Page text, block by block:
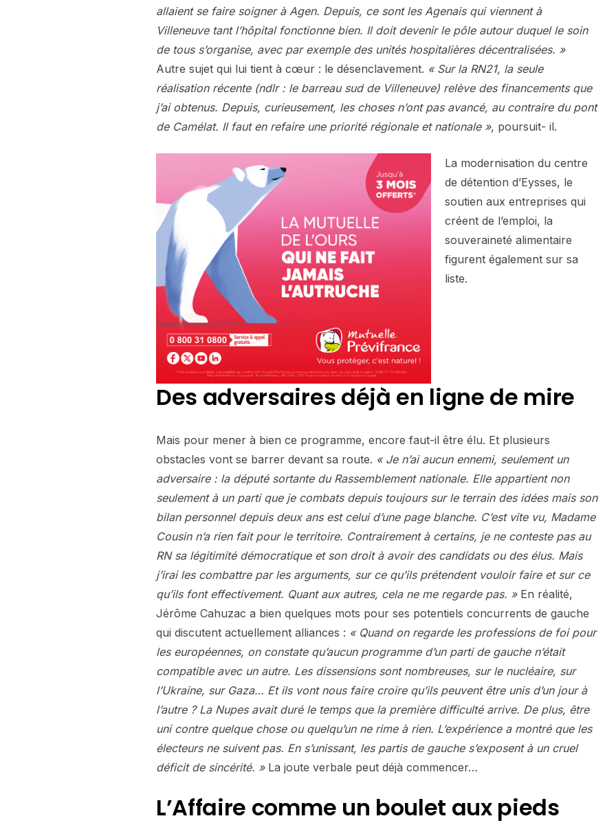
allaient se faire soigner à Agen. Depuis, ce sont les Agenais qui viennent à
Villeneuve tant l’hôpital fonctionne bien. Il doit devenir le pôle autour duquel le soin
de tous s’organise, avec par exemple des unités hospitalières décentralisées. »
Autre sujet qui lui tient à cœur : le désenclavement. « Sur la RN21, la seule
réalisation récente (ndlr : le barreau sud de Villeneuve) relève des financements que
j’ai obtenus. Depuis, curieusement, les choses n’ont pas avancé, au contraire du pont
de Camélat. Il faut en refaire une priorité régionale et nationale », poursuit- il.
La modernisation du centre
de détention d’Eysses, le
soutien aux entreprises qui
créent de l’emploi, la
souveraineté alimentaire
figurent également sur sa
liste.
Des adversaires déjà en ligne de mire
Mais pour mener à bien ce programme, encore faut-il être élu. Et plusieurs
obstacles vont se barrer devant sa route. « Je n’ai aucun ennemi, seulement un
adversaire : la député sortante du Rassemblement nationale. Elle appartient non
seulement à un parti que je combats depuis toujours sur le terrain des idées mais son
bilan personnel depuis deux ans est celui d’une page blanche. C’est vite vu, Madame
Cousin n’a rien fait pour le territoire. Contrairement à certains, je ne conteste pas au
RN sa légitimité démocratique et son droit à avoir des candidats ou des élus. Mais
j’irai les combattre par les arguments, sur ce qu’ils prétendent vouloir faire et sur ce
qu’ils font effectivement. Quant aux autres, cela ne me regarde pas. »En réalité,
Jérôme Cahuzac a bien quelques mots pour ses potentiels concurrents de gauche
qui discutent actuellement alliances : « Quand on regarde les professions de foi pour
les européennes, on constate qu’aucun programme d’un parti de gauche n’était
compatible avec un autre. Les dissensions sont nombreuses, sur le nucléaire, sur
l’Ukraine, sur Gaza… Et ils vont nous faire croire qu’ils peuvent être unis d’un jour à
l’autre ? La Nupes avait duré le temps que la première difficulté arrive. De plus, être
uni contre quelque chose ou quelqu’un ne rime à rien. L’expérience a montré que les
électeurs ne suivent pas. En s’unissant, les partis de gauche s’exposent à un cruel
déficit de sincérité. »La joute verbale peut déjà commencer…
L’Affaire comme un boulet aux pieds